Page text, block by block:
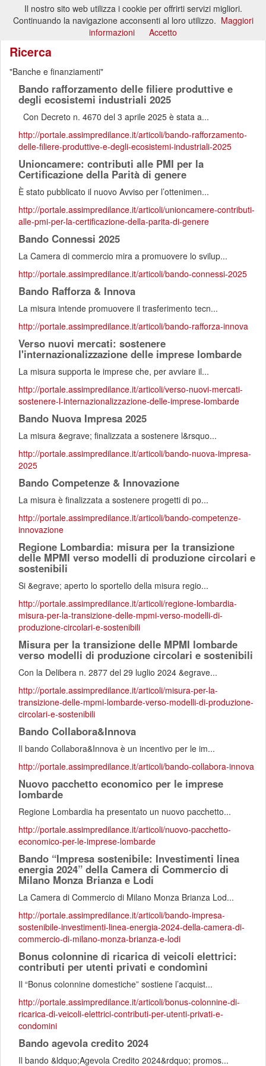
Ricerca
Banche e finanziamenti
Bando rafforzamento delle filiere produttive e
degli ecosistemi industriali 2025
Con Decreto n. 4670 del 3 aprile 2025 è stata a...
http://portale.assimpredilance.it/articoli/bando-rafforzamento-
delle-filiere-produttive-e-degli-ecosistemi-industriali-2025
Unioncamere: contributi alle PMI per la
Certificazione della Parità di genere
È stato pubblicato il nuovo Avviso per l’ottenimen...
http://portale.assimpredilance.it/articoli/unioncamere-contributi-
alle-pmi-per-la-certificazione-della-parita-di-genere
Bando Connessi 2025
La Camera di commercio mira a promuovere lo svilup...
http://portale.assimpredilance.it/articoli/bando-connessi-2025
Bando Rafforza & Innova
La misura intende promuovere il trasferimento tecn...
http://portale.assimpredilance.it/articoli/bando-rafforza-innova
Verso nuovi mercati: sostenere
l'internazionalizzazione delle imprese lombarde
La misura supporta le imprese che, per avviare il...
http://portale.assimpredilance.it/articoli/verso-nuovi-mercati-
sostenere-l-internazionalizzazione-delle-imprese-lombarde
Bando Nuova Impresa 2025
La misura &egrave; finalizzata a sostenere l&rsquo...
http://portale.assimpredilance.it/articoli/bando-nuova-impresa-
2025
Bando Competenze & Innovazione
La misura è finalizzata a sostenere progetti di po...
http://portale.assimpredilance.it/articoli/bando-competenze-
innovazione
Regione Lombardia: misura per la transizione
delle MPMI verso modelli di produzione circolari e
sostenibili
Si &egrave; aperto lo sportello della misura regio...
http://portale.assimpredilance.it/articoli/regione-lombardia-
misura-per-la-transizione-delle-mpmi-verso-modelli-di-
produzione-circolari-e-sostenibili
Misura per la transizione delle MPMI lombarde
verso modelli di produzione circolari e sostenibili
Con la Delibera n. 2877 del 29 luglio 2024 &egrave...
http://portale.assimpredilance.it/articoli/misura-per-la-
transizione-delle-mpmi-lombarde-verso-modelli-di-produzione-
circolari-e-sostenibili
Bando Collabora&Innova
Il bando Collabora&Innova è un incentivo per le im...
http://portale.assimpredilance.it/articoli/bando-collabora-innova
Nuovo pacchetto economico per le imprese
lombarde
Regione Lombardia ha presentato un nuovo pacchetto...
http://portale.assimpredilance.it/articoli/nuovo-pacchetto-
economico-per-le-imprese-lombarde
Bando “Impresa sostenibile: Investimenti linea
energia 2024” della Camera di Commercio di
Milano Monza Brianza e Lodi
La Camera di Commercio di Milano Monza Brianza Lod...
http://portale.assimpredilance.it/articoli/bando-impresa-
sostenibile-investimenti-linea-energia-2024-della-camera-di-
commercio-di-milano-monza-brianza-e-lodi
Bonus colonnine di ricarica di veicoli elettrici:
contributi per utenti privati e condomìni
Il “Bonus colonnine domestiche” sostiene l’acquist...
http://portale.assimpredilance.it/articoli/bonus-colonnine-di-
ricarica-di-veicoli-elettrici-contributi-per-utenti-privati-e-
condomini
Bando agevola credito 2024
Il bando &ldquo;Agevola Credito 2024&rdquo; promos...
Il nostro sito web utilizza i cookie per offrirti servizi migliori.
Continuando la navigazione acconsenti al loro utilizzo. Maggiori
informazioni
Accetto